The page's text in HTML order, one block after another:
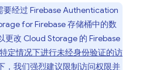
要经过 Firebase Authentication
for Firebase存储桶中的数
更改 Cloud Storage 的 Firebase
定情况下进行未经身份验证的访
，我们强烈建议限制访问权限并